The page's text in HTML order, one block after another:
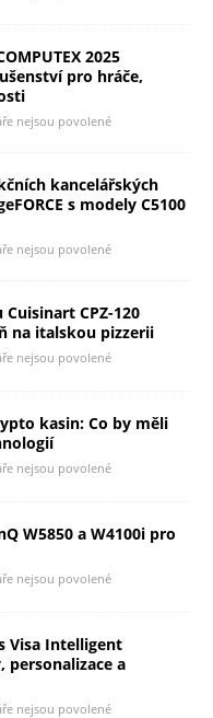
2025
pro hráče,
nejsou povolené
kancelářských
s modely C5100
nejsou povolené
CPZ-120
na italskou pizzerii
nejsou povolené
kasin: Co by měli
nejsou povolené
W5850 a W4100i pro
nejsou povolené
Visa Intelligent
personalizace a
nejsou povolené